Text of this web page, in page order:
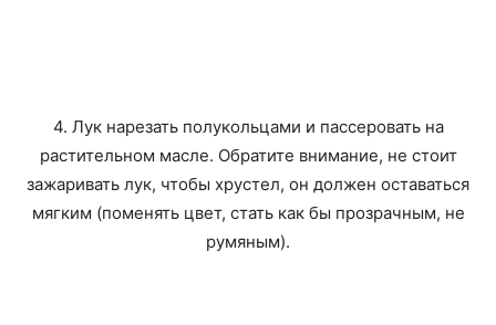
4. Лук нарезать полукольцами и пассеровать на
растительном масле. Обратите внимание, не стоит
зажаривать лук, чтобы хрустел, он должен оставаться
мягким (поменять цвет, стать как бы прозрачным, не
румяным).